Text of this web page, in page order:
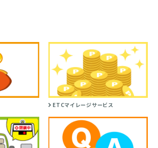
ETCマイレージサービス